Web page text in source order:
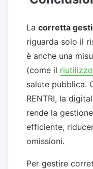
La corretta
riguarda solo il
è anche una
(come il
salute pubblica.
RENTRI, la
rende la
efficiente,
omissioni.
Per gestire